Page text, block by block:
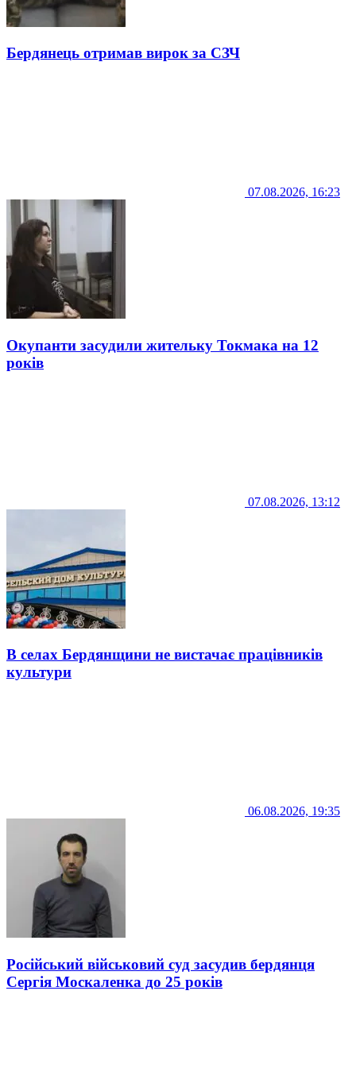
Бердянець отримав вирок за СЗЧ
07.08.2026, 16:23
Окупанти засудили жительку Токмака на 12
років
07.08.2026, 13:12
В селах Бердянщини не вистачає працівників
культури
06.08.2026, 19:35
Російський військовий суд засудив бердянця
Сергія Москаленка до 25 років